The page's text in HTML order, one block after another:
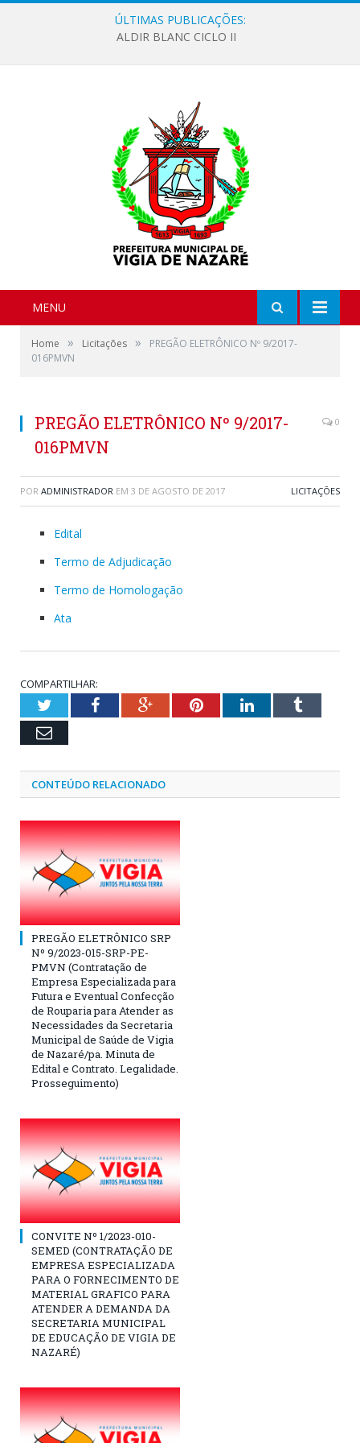
ÚLTIMAS PUBLICAÇÕES:
ALDIR BLANC CICLO II
MENU
Home » Licitações »
PREGÃO ELETRÔNICO Nº 9/2017-
016PMVN
PREGÃO ELETRÔNICO Nº 9/2017-
016PMVN
0
POR ADMINISTRADOR EM 3 DE AGOSTO DE 2017 LICITAÇÕES
Edital
Termo de Adjudicação
Termo de Homologação
Ata
COMPARTILHAR:
TwitterFacebookGoogle+PinterestLinkedInTumblr
Email
CONTEÚDO RELACIONADO
PREGÃO ELETRÔNICO SRP
Nº 9/2023-015-SRP-PE-
PMVN (Contratação de
Empresa Especializada para
Futura e Eventual Confecção
de Rouparia para Atender as
Necessidades da Secretaria
Municipal de Saúde de Vigia
de Nazaré/pa. Minuta de
Edital e Contrato. Legalidade.
Prosseguimento)
CONVITE Nº 1/2023-010-
SEMED (CONTRATAÇÃO DE
EMPRESA ESPECIALIZADA
PARA O FORNECIMENTO DE
MATERIAL GRAFICO PARA
ATENDER A DEMANDA DA
SECRETARIA MUNICIPAL
DE EDUCAÇÃO DE VIGIA DE
NAZARÉ)